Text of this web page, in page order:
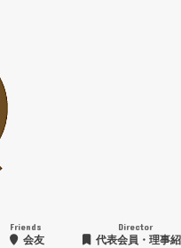
Friends
会友
Director
代表会員・理事